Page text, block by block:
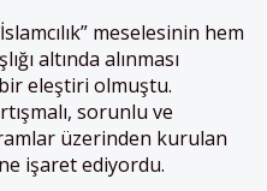
meselesinin hem
altında alınması
eleştiri olmuştu.
sorunlu ve
üzerinden kurulan
işaret ediyordu.